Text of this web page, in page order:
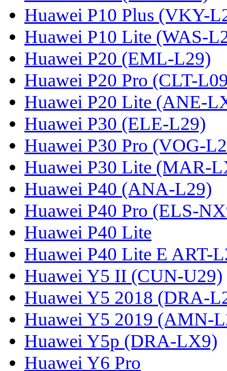
Huawei P10 Plus (VKY-
Huawei P10 Lite (WAS-
Huawei P20 (EML-L29)
Huawei P20 Pro (CLT-
Huawei P20 Lite (ANE-
Huawei P30 (ELE-L29)
Huawei P30 Pro (VOG-
Huawei P30 Lite (MAR-
Huawei P40 (ANA-L29)
Huawei P40 Pro (ELS-
Huawei P40 Lite
Huawei P40 Lite E ART-
Huawei Y5 II (CUN-U29)
Huawei Y5 2018 (DRA-
Huawei Y5 2019 (AMN-
Huawei Y5p (DRA-LX9)
Huawei Y6 Pro